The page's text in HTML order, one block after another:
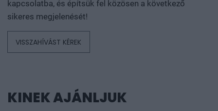
kapcsolatba, és építsük fel közösen a következő
sikeres megjelenését!
VISSZAHÍVÁST KÉREK
KINEK AJÁNLJUK